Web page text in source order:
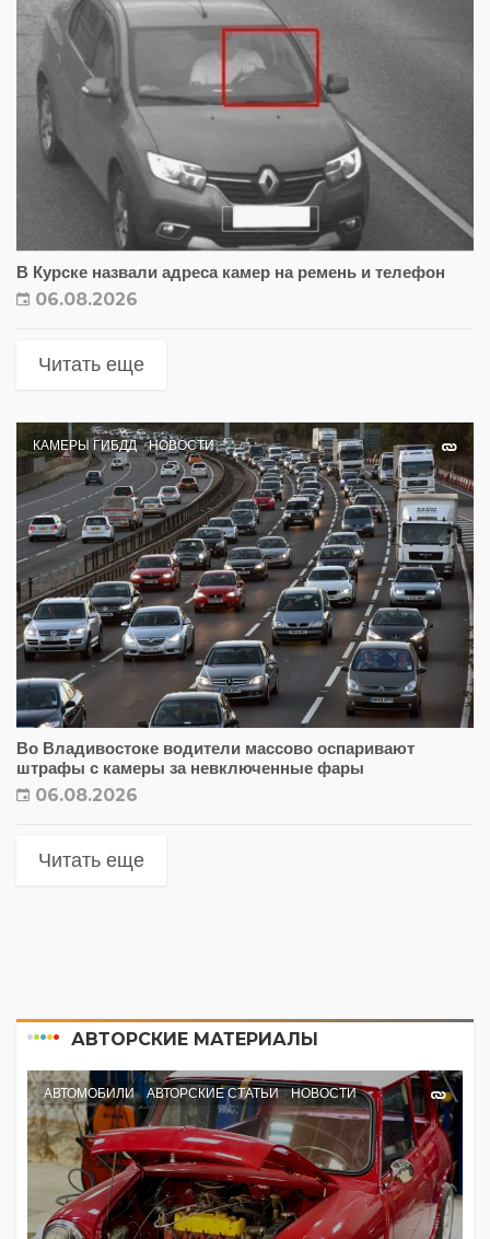
В Курске назвали адреса камер на ремень и телефон
06.08.2026
Читать еще
КАМЕРЫ ГИБДД НОВОСТИ
Во Владивостоке водители массово оспаривают
штрафы с камеры за невключенные фары
06.08.2026
Читать еще
АВТОРСКИЕ МАТЕРИАЛЫ
АВТОМОБИЛИ АВТОРСКИЕ СТАТЬИ НОВОСТИ